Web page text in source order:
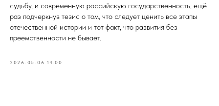
судьбу, и современную российскую государственность, ещё
раз подчеркнув тезис о том, что следует ценить все этапы
отечественной истории и тот факт, что развития без
преемственности не бывает.
2026-05-06 14:00